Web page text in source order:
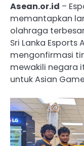
Asean.or.id –
memantapkan
olahraga
Sri Lanka Esports
mengonfirmasi
mewakili negara
untuk Asian